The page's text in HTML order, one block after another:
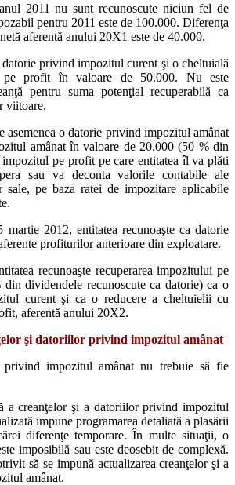
2011 nu sunt recunoscute niciun fel de
pentru 2011 este de 100.000. Diferenţa
aferentă anului 20X1 este de 40.000.
datorie privind impozitul curent şi o cheltuială
profit în valoare de 50.000. Nu este
pentru suma potenţial recuperabilă ca
viitoare.
asemenea o datorie privind impozitul amânat
amânat în valoare de 20.000 (50 % din
impozitul pe profit pe care entitatea îl va plăti
sau va deconta valorile contabile ale
sale, pe baza ratei de impozitare aplicabile
2012, entitatea recunoaşte ca datorie
profiturilor anterioare din exploatare.
recunoaşte recuperarea impozitului pe
dividendele recunoscute ca datorie) ca o
curent şi ca o reducere a cheltuielii cu
aferentă anului 20X2.
şi datoriilor privind impozitul amânat
privind impozitul amânat nu trebuie să fie
a creanţelor şi a datoriilor privind impozitul
impune programarea detaliată a plasării
diferenţe temporare. În multe situaţii, o
imposibilă sau este deosebit de complexă.
să se impună actualizarea creanţelor şi a
amânat.